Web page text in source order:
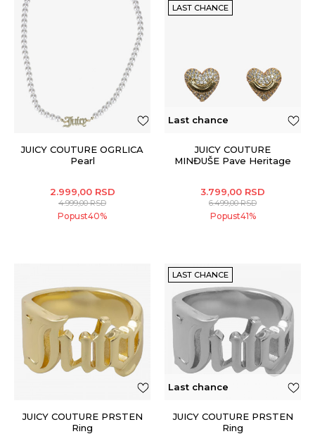
JUICY COUTURE OGRLICA
Pearl
2.999,00 RSD
4.999,00RSD
Popust40%
LAST CHANCE
Last chance
JUICY COUTURE
MINĐUŠE Pave Heritage
3.799,00 RSD
6.499,00RSD
Popust41%
JUICY COUTURE PRSTEN
Ring
LAST CHANCE
Last chance
JUICY COUTURE PRSTEN
Ring